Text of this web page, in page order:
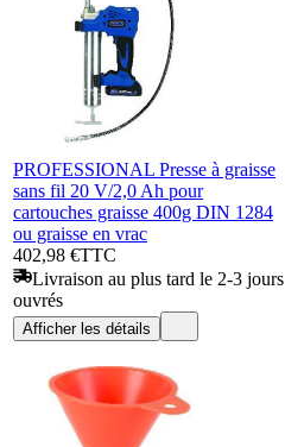
PROFESSIONAL Presse à graisse
sans fil 20 V/2,0 Ah pour
cartouches graisse 400g DIN 1284
ou graisse en vrac
402,98 €TTC
Livraison au plus tard le 2-3 jours
ouvrés
Afficher les détails